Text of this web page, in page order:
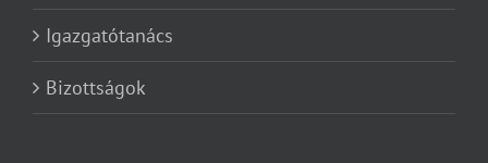
Igazgatótanács
Bizottságok